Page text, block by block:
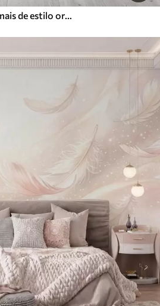
Jardim imperial com animais de estilo oriental — macaco, leopardo, tigre, pavão e garça